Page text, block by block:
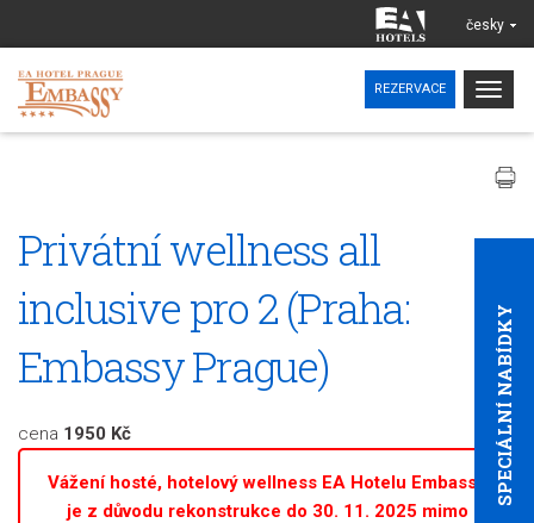
česky
REZERVACE
SPECIÁLNÍ NABÍDKY
Privátní wellness all
inclusive pro 2 (Praha:
Embassy Prague)
cena 1950 Kč
Vážení hosté, hotelový wellness EA Hotelu Embassy
je z důvodu rekonstrukce do 30. 11. 2025 mimo